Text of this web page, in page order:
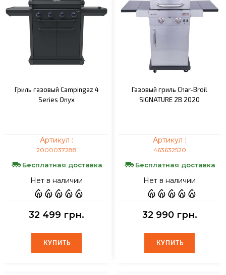
Гриль газовый Campingaz 4
Series Onyx
Артикул :
2000037288
Бесплатная доставка
Нет в наличии
32 499 грн.
КУПИТЬ
КУПИТЬ
Газовый гриль Char-Broil
SIGNATURE 2B 2020
Артикул :
463632520
Бесплатная доставка
Нет в наличии
32 990 грн.
КУПИТЬ
КУПИТЬ